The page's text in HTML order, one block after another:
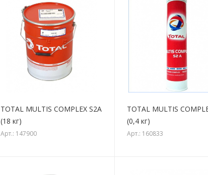
TOTAL MULTIS COMPLEX S2A
(18 кг)
Арт.: 147900
TOTAL MULTIS
(0,4 кг)
Арт.: 160833